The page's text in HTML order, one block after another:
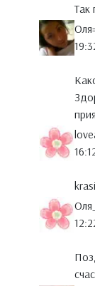
Так